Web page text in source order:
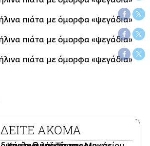
ΔΕΙΤΕ ΑΚΟΜΑ